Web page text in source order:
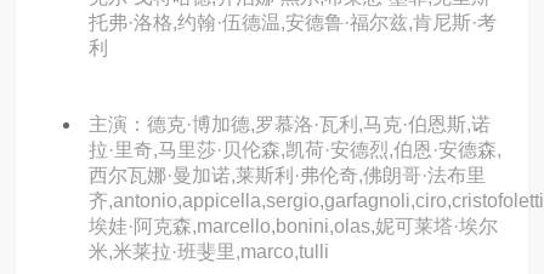
托弗·洛格,约翰·伍德温,安德鲁·福尔兹,肯尼斯·考
利
主演：德克·博加德,罗慕洛·瓦利,马克·伯恩斯,诺
拉·里奇,马里莎·贝伦森,凯荷·安德烈,伯恩·安德森,
西尔瓦娜·曼加诺,莱斯利·弗伦奇,佛朗哥·法布里
齐
埃娃·阿克森,marcello,bonini,olas,妮可莱塔·埃尔
米,米莱拉·班斐里,marco,tulli